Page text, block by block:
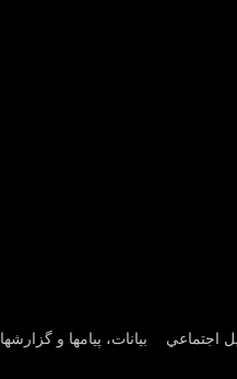
بیانات، پیامها و گزارشها اجتماعي